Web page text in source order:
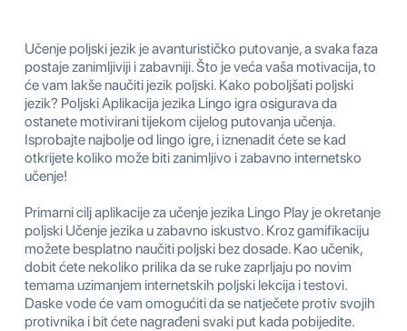
Učenje poljski jezik je avanturističko putovanje, a svaka faza
postaje zanimljiviji i zabavniji. Što je veća vaša motivacija, to
će vam lakše naučiti jezik poljski. Kako poboljšati poljski
jezik? Poljski Aplikacija jezika Lingo igra osigurava da
ostanete motivirani tijekom cijelog putovanja učenja.
Isprobajte najbolje od lingo igre, i iznenadit ćete se kad
otkrijete koliko može biti zanimljivo i zabavno internetsko
učenje!
Primarni cilj aplikacije za učenje jezika Lingo Play je okretanje
poljski Učenje jezika u zabavno iskustvo. Kroz gamifikaciju
možete besplatno naučiti poljski bez dosade. Kao učenik,
dobit ćete nekoliko prilika da se ruke zaprljaju po novim
temama uzimanjem internetskih poljski lekcija i testovi.
Daske vode će vam omogućiti da se natječete protiv svojih
protivnika i bit ćete nagrađeni svaki put kada pobijedite.